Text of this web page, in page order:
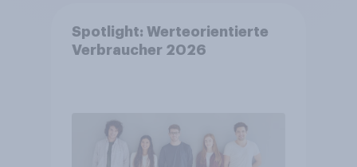
Spotlight: Werteorientierte
Verbraucher 2026